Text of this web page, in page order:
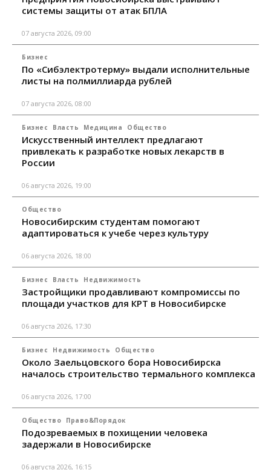
системы защиты от атак БПЛА
07 августа 2026, 09:00
Бизнес
По «Сибэлектротерму» выдали исполнительные
листы на полмиллиарда рублей
07 августа 2026, 08:00
Бизнес Власть Медицина Общество
Искусственный интеллект предлагают
привлекать к разработке новых лекарств в
России
06 августа 2026, 19:00
Общество
Новосибирским студентам помогают
адаптироваться к учебе через культуру
06 августа 2026, 18:00
Бизнес Власть Недвижимость
Застройщики продавливают компромиссы по
площади участков для КРТ в Новосибирске
06 августа 2026, 17:30
Бизнес Недвижимость Общество
Около Заельцовского бора Новосибирска
началось строительство термального комплекса
06 августа 2026, 17:00
Общество Право&Порядок
Подозреваемых в похищении человека
задержали в Новосибирске
06 августа 2026, 16:15